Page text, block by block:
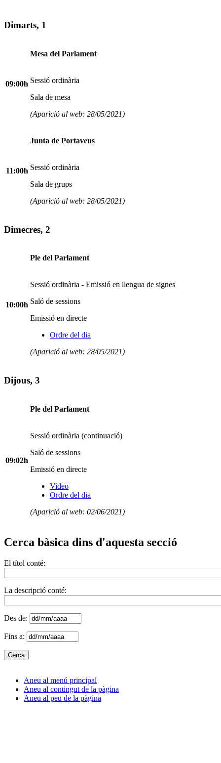
Dimarts, 1
09:00h
Mesa del Parlament
Sessió ordinària
Sala de mesa
(Aparició al web: 28/05/2021)
11:00h
Junta de Portaveus
Sessió ordinària
Sala de grups
(Aparició al web: 28/05/2021)
Dimecres, 2
10:00h
Ple del Parlament
Sessió ordinària - Emissió en llengua de signes
Saló de sessions
Emissió en directe
Ordre del dia
(Aparició al web: 28/05/2021)
Dijous, 3
09:02h
Ple del Parlament
Sessió ordinària (continuació)
Saló de sessions
Emissió en directe
Video
Ordre del dia
(Aparició al web: 02/06/2021)
Cerca bàsica dins d'aquesta secció
El títol conté:
La descripció conté:
Des de:
Fins a:
Aneu al menú principal
Aneu al contingut de la pàgina
Aneu al peu de la pàgina